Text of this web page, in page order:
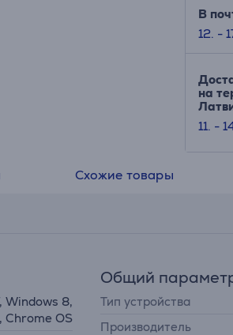
В
12. -
на
11. -
Схожие товары
Windows 8,
Chrome OS
Общий
Тип устройства
Производитель